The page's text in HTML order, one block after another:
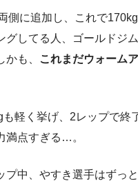
側に追加し、これで
グしてる人、ゴールドジ
かも、
これまだウォーム
も軽く挙げ、2レップで終
満点すぎる…。
プ中、やすき選手はずっ